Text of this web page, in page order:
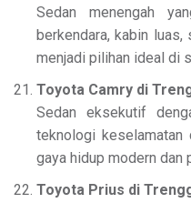
Sedan menengah
berkendara, kabin
menjadi pilihan ideal di
Toyota Camry di
Sedan eksekutif
teknologi keselamatan
gaya hidup modern dan
Toyota Prius di